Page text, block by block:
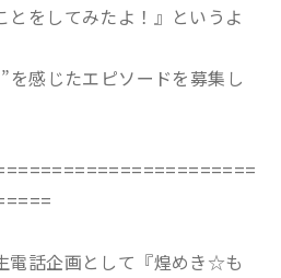
とをしてみたよ！』というよ
を感じたエピソードを募集し
電話企画として『煌めき☆も